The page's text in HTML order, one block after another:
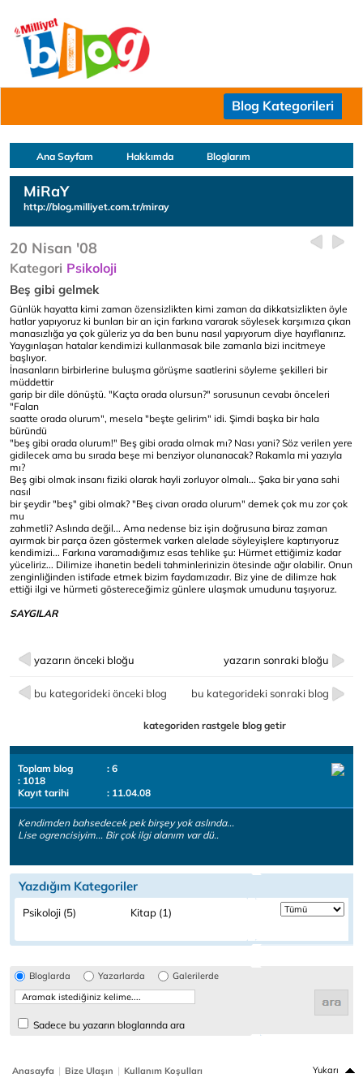
Blog Kategorileri
Ana Sayfam Hakkımda Bloglarım
MiRaY
http://blog.milliyet.com.tr/miray
20 Nisan '08
Kategori Psikoloji
Beş gibi gelmek
Günlük hayatta kimi zaman özensizlikten kimi zaman da dikkatsizlikten öyle
hatlar yapıyoruz ki bunları bir an için farkına vararak söylesek karşımıza çıkan
manasızlığa ya çok güleriz ya da ben bunu nasıl yapıyorum diye hayıflanırız.
Yaygınlaşan hatalar kendimizi kullanmasak bile zamanla bizi incitmeye
başlıyor.
İnasanların birbirlerine buluşma görüşme saatlerini söyleme şekilleri bir
müddettir
garip bir dile dönüştü. "Kaçta orada olursun?" sorusunun cevabı önceleri
"Falan
saatte orada olurum", mesela "beşte gelirim" idi. Şimdi başka bir hala
büründü
"beş gibi orada olurum!" Beş gibi orada olmak mı? Nası yani? Söz verilen yere
gidilecek ama bu sırada beşe mi benziyor olunanacak? Rakamla mi yazıyla
mı?
Beş gibi olmak insanı fiziki olarak hayli zorluyor olmalı... Şaka bir yana sahi
nasıl
bir şeydir "beş" gibi olmak? "Beş civarı orada olurum" demek çok mu zor çok
mu
zahmetli? Aslında değil... Ama nedense biz işin doğrusuna biraz zaman
ayırmak bir parça özen göstermek varken alelade söyleyişlere kaptırıyoruz
kendimizi... Farkına varamadığımız esas tehlike şu: Hürmet ettiğimiz kadar
yüceliriz... Dilimize ihanetin bedeli tahminlerinizin ötesinde ağır olabilir. Onun
zenginliğinden istifade etmek bizim faydamızadır. Biz yine de dilimze hak
ettiği ilgi ve hürmeti göstereceğimiz günlere ulaşmak umudunu taşıyoruz.
SAYGILAR
yazarın önceki bloğu yazarın sonraki bloğu
bu kategorideki önceki blog bu kategorideki sonraki blog
kategoriden rastgele blog getir
Toplam blog
: 6
: 1018
Kayıt tarihi
: 11.04.08
Kendimden bahsedecek pek birşey yok aslında...
Lise ogrencisiyim... Bir çok ilgi alanım var dü..
Yazdığım Kategoriler
Psikoloji (5) Kitap (1)
Bloglarda Yazarlarda Galerilerde
Sadece bu yazarın bloglarında ara
Anasayfa | Bize Ulaşın | Kullanım Koşulları Yukarı